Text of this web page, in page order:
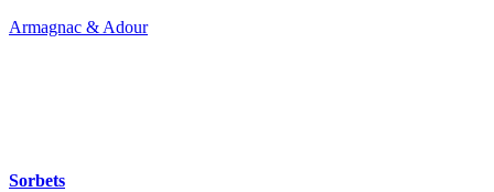
Armagnac & Adour
Sorbets